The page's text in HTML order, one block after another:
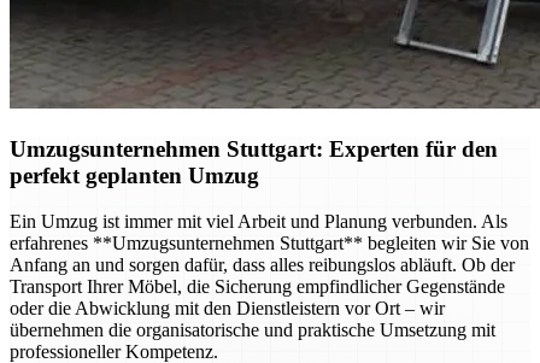
Umzugsunternehmen Stuttgart: Experten für den
perfekt geplanten Umzug
Ein Umzug ist immer mit viel Arbeit und Planung verbunden. Als
erfahrenes **Umzugsunternehmen Stuttgart** begleiten wir Sie von
Anfang an und sorgen dafür, dass alles reibungslos abläuft. Ob der
Transport Ihrer Möbel, die Sicherung empfindlicher Gegenstände
oder die Abwicklung mit den Dienstleistern vor Ort – wir
übernehmen die organisatorische und praktische Umsetzung mit
professioneller Kompetenz.